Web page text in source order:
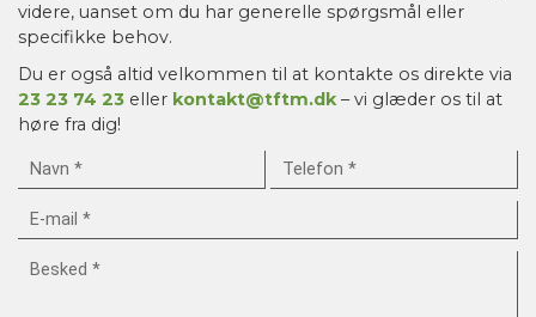
videre, uanset om du har generelle spørgsmål eller
specifikke behov.
Du er også altid velkommen til at kontakte os direkte via
23 23 74 23 eller kontakt@tftm.dk– vi glæder os til at
høre fra dig!